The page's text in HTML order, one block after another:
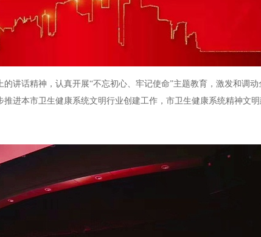
讲话精神，认真开展“不忘初心、牢记使命”主题教育，激发和调
进本市卫生健康系统文明行业创建工作，市卫生健康系统精神文